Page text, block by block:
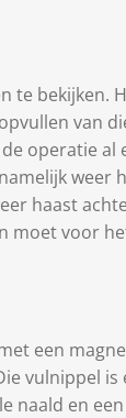
te bekijken.
van
operatie
haast
moet voor
een
vulnippel
naald en